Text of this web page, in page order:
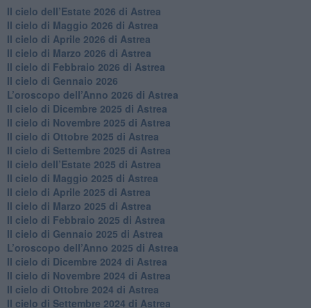
​Il cielo dell’Estate 2026 di Astrea
​Il cielo di Maggio 2026 di Astrea
​Il cielo di Aprile 2026 di Astrea
​Il cielo di Marzo 2026 di Astrea
​Il cielo di Febbraio 2026 di Astrea
Il cielo di Gennaio 2026
​L’oroscopo dell’Anno 2026 di Astrea
​Il cielo di Dicembre 2025 di Astrea
​Il cielo di Novembre 2025 di Astrea
​Il cielo di Ottobre 2025 di Astrea
Il cielo di Settembre 2025 di Astrea
Il cielo dell’Estate 2025 di Astrea
​Il cielo di Maggio 2025 di Astrea
​Il cielo di Aprile 2025 di Astrea
Il cielo di Marzo 2025 di Astrea
​Il cielo di Febbraio 2025 di Astrea
Il cielo di Gennaio 2025 di Astrea
​L’oroscopo dell’Anno 2025 di Astrea
​Il cielo di Dicembre 2024 di Astrea
Il cielo di Novembre 2024 di Astrea
​Il cielo di Ottobre 2024 di Astrea
​Il cielo di Settembre 2024 di Astrea